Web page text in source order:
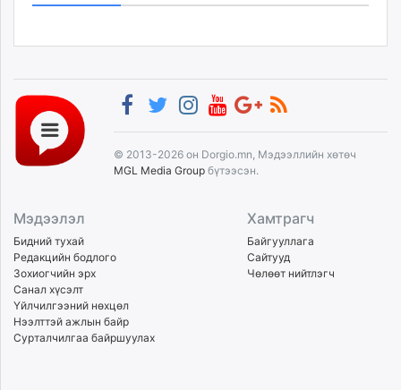
© 2013-2026 он Dorgio.mn, Мэдээллийн хөтөч
MGL Media Group бүтээсэн.
Мэдээлэл
Бидний тухай
Редакцийн бодлого
Зохиогчийн эрх
Санал хүсэлт
Үйлчилгээний нөхцөл
Нээлттэй ажлын байр
Сурталчилгаа байршуулах
Хамтрагч
Байгууллага
Сайтууд
Чөлөөт нийтлэгч